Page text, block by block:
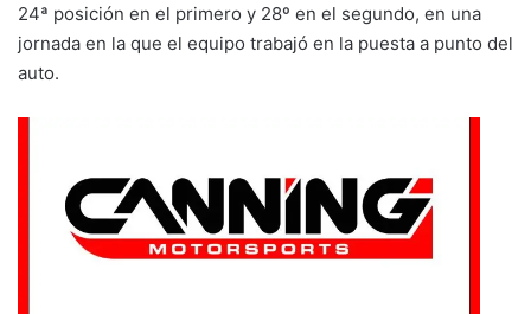
24ª posición en el primero y 28º en el segundo, en una
jornada en la que el equipo trabajó en la puesta a punto del
auto.